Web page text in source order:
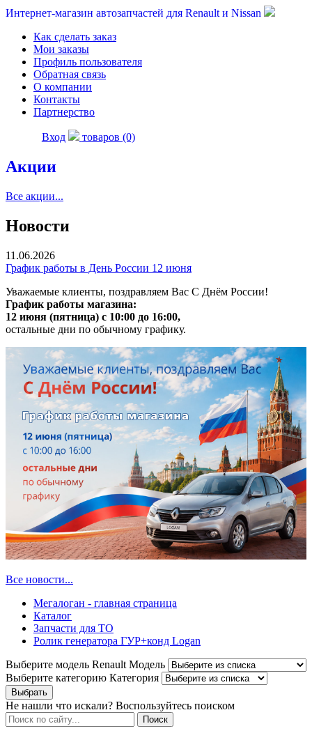
Интернет-магазин автозапчастей для Renault и Nissan
Как сделать заказ
Мои заказы
Профиль пользователя
Обратная связь
О компании
Контакты
Партнерство
Вход товаров (0)
Акции
Все акции...
Новости
11.06.2026
График работы в День России 12 июня
Уважаемые клиенты, поздравляем Вас С Днём России!
График работы магазина:
12 июня (пятница) с 10:00 до 16:00,
остальные дни по обычному графику.
Все новости...
Мегалоган - главная страница
Каталог
Запчасти для ТО
Ролик генератора ГУР+конд Logan
Выберите модель Renault Модель
Выберите категорию Категория
Не нашли что искали? Воспользуйтесь поиском